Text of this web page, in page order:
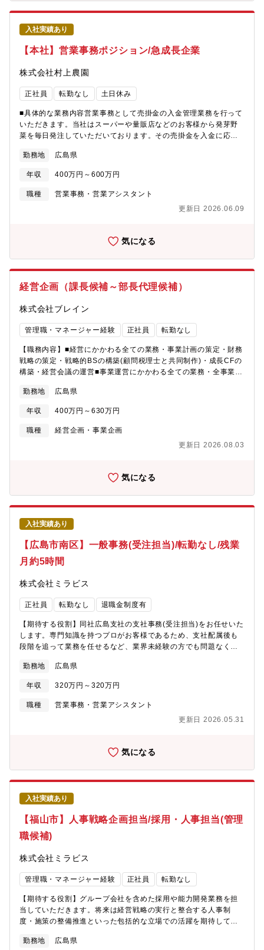
入社実績あり
【本社】営業事務ポジション/急成長企業
株式会社村上農園
正社員 転勤なし 土日休み
■具体的な業務内容営業事務として売掛金の入金管理業務を行って
いただきます。当社はスーパーや量販店などのお客様から発芽野
菜を毎日発注していただいております。その売掛金を入金に応じ
する部門です。スキルや習熟度に合わせて、将来的には会社全体
の業務効率化や改善活動実施に向けた業務も担っていただきま
す。＜定常業務＞ ①売掛金入金管理 ②野菜市況の入力 ③入
金消込処理＜これから進めていきたい業務＞ ①入金処理の自動
当社はITを活用した「植物工場」を全国に12カ所持つほか、5カ所
をお客様にお届けしています。日本における発芽野菜、高成分野
菜を導入し、マーケットを創ってきた会社であり、発芽野菜の需
要は年々増加傾向にあります。その需要にお応えするために、
2022年に宮城県大郷町に、2025年には北海道伊達市に新センタ
ーが稼働しました。今後は、海外企業との業務提携やライセンス
ビジネスなど、積極的な事業展開を実施します。2040年には、売
上1,000億円、世界一の野菜メーカーを本気で目指しています。
勤務地 広島県
年収 400万円～600万円
職種
営業事務・営業アシスタント
更新日 2026.06.09
気になる
経営企画（課長候補～部長代理候補）
株式会社ブレイン
管理職・マネージャー経験 正社員 転勤なし
【職務内容】■経営にかかわる全ての業務・事業計画の策定・財務
戦略の策定・戦略的BSの構築(顧問税理士と共同制作)・成長CFの
構築・経営会議の運営■事業運営にかかわる全ての業務・全事業部
顧客交渉・全管理職のタスク作成および管理・進捗管理および修
正戦略作成■採用/育成・全管理職の指導、育成・管理職評価制度
の策定および制度運営・管理職配置の決定(組織編成)・管理職研修
の企画/運営・幹部人材の採用(一般社員は人事部)■M&A/事業再
作成・事業再生にともなう財務DD・事業再生にともなう事業DD
部長代理職での検討となります。【社風】風通しが良く、自発的
に業務に取り組むことができる環境です。
勤務地 広島県
年収 400万円～630万円
職種
経営企画・事業企画
更新日 2026.08.03
気になる
入社実績あり
【広島市南区】一般事務(受注担当)/転勤なし/残業
月約5時間
株式会社ミラビス
正社員 転勤なし 退職金制度有
【期待する役割】同社広島支社の支社事務(受注担当)をお任せいた
します。専門知識を持つプロがお客様であるため、支社配属後も
段階を追って業務を任せるなど、業界未経験の方でも問題なく成
のお客様であるサロン(美容室)からWEBシステムや 電話・FAX
で注文を受けて専用システムに内容を入力する●各種伝票の処理●
請求書の処理●簡単な経費精算●電話対応および来客対応など※専
門的なスキルは必要ありません※専用システムの操作方法は研修
社で基礎研修を受けていただき、その後広島支社に配属されま
勤務地 広島県
年収 320万円～320万円
職種
営業事務・営業アシスタント
更新日 2026.05.31
気になる
入社実績あり
【福山市】人事戦略企画担当/採用・人事担当(管理
職候補)
株式会社ミラビス
管理職・マネージャー経験 正社員 転勤なし
【期待する役割】グループ会社を含めた採用や能力開発業務を担
当していただきます。将来は経営戦略の実行と整合する人事制
度・施策の整備推進といった包括的な立場での活躍を期待してお
関わる業務●入社社員に対する受入研修の計画、日程・講師調整、
勤務地 広島県